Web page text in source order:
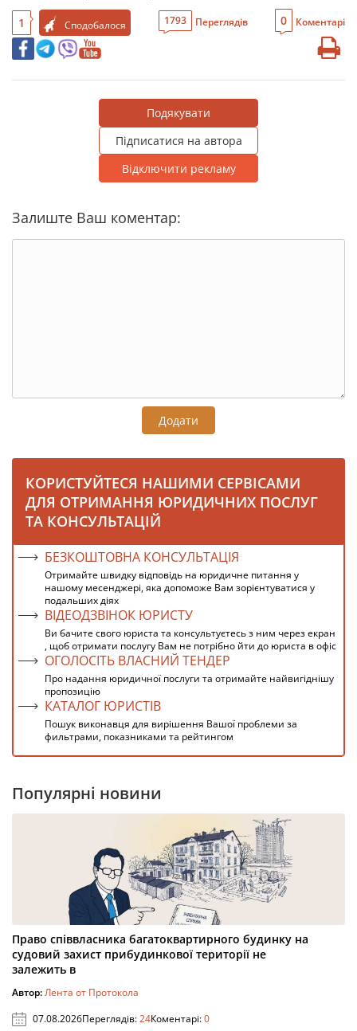
1 Сподобалося 1793 Переглядів 0 Коментарі
Подякувати
Підписатися на автора
Відключити рекламу
Залиште Ваш коментар:
Додати
КОРИСТУЙТЕСЯ НАШИМИ СЕРВІСАМИ
ДЛЯ ОТРИМАННЯ ЮРИДИЧНИХ ПОСЛУГ
ТА КОНСУЛЬТАЦІЙ
БЕЗКОШТОВНА КОНСУЛЬТАЦІЯ
Отримайте швидку відповідь на юридичне питання у
нашому месенджері, яка допоможе Вам зорієнтуватися у
подальших діях
ВІДЕОДЗВІНОК ЮРИСТУ
Ви бачите свого юриста та консультуєтесь з ним через екран
, щоб отримати послугу Вам не потрібно йти до юриста в офіс
ОГОЛОСІТЬ ВЛАСНИЙ ТЕНДЕР
Про надання юридичної послуги та отримайте найвигіднішу
пропозицію
КАТАЛОГ ЮРИСТІВ
Пошук виконавця для вирішення Вашої проблеми за
фильтрами, показниками та рейтингом
Популярні новини
Право співвласника багатоквартирного будинку на
судовий захист прибудинкової території не
залежить в
Автор:Лента от Протокола
07.08.2026Переглядів:24Коментарі:0